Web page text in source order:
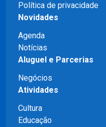
Política de privacidade
Novidades
Agenda
Notícias
Aluguel e Parcerias
Negócios
Atividades
Cultura
Educação